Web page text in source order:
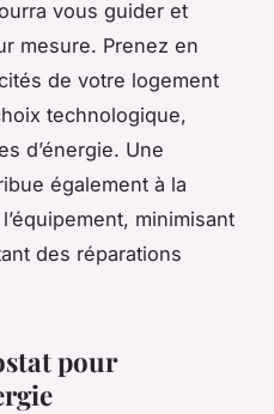
vous guider et
mesure. Prenez en
de votre logement
technologique,
d’énergie. Une
également à la
minimisant
des réparations
pour